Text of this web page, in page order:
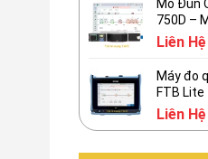
Mô Đun
750D –
Liên Hệ
Máy đo
FTB
Liên Hệ